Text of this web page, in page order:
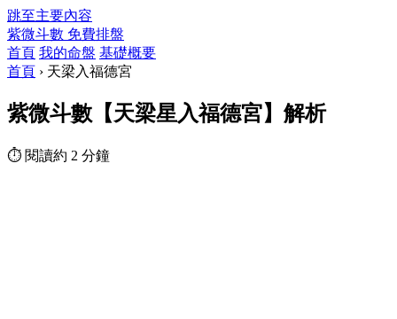
跳至主要內容
紫微斗數 免費排盤
首頁 我的命盤 基礎概要
首頁 › 天梁入福德宮
紫微斗數【天梁星入福德宮】解析
⏱ 閱讀約 2 分鐘